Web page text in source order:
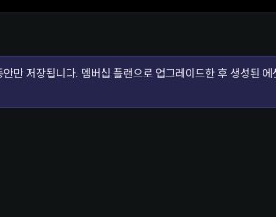
만 저장됩니다. 멤버십 플랜으로 업그레이드한 후 생성된